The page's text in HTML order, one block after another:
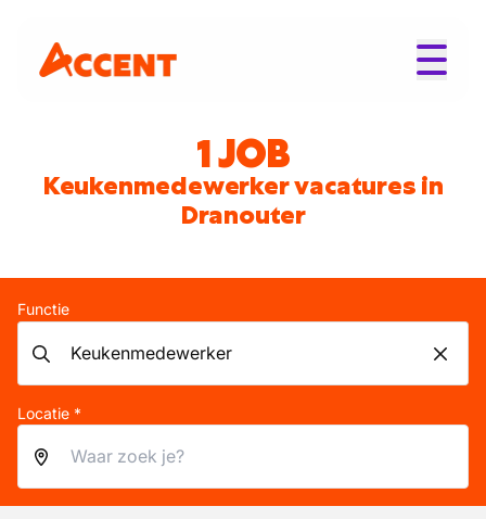
1 JOB
Keukenmedewerker vacatures in
Dranouter
Functie
Locatie *